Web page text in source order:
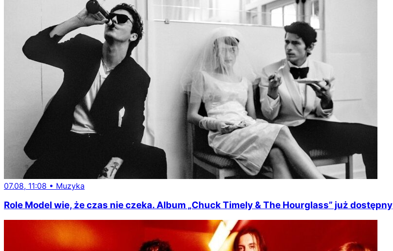
07.08, 11:08 • Muzyka
Role Model wie, że czas nie czeka. Album „Chuck Timely & The Hourglass” już dostępny